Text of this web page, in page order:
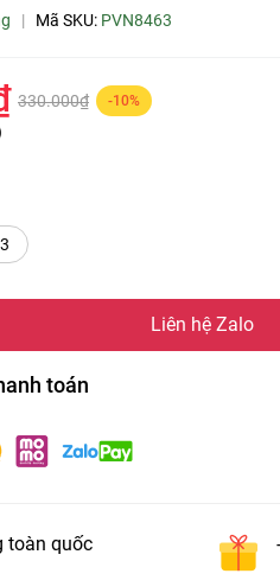
| Mã SKU: PVN8463
330.000₫ -10%
Liên hệ Zalo
toán
toàn quốc